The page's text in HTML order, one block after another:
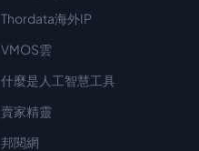
Thordata海外IP
VMOS雲
什麼是人工智慧工具
賣家精靈
邦閱網